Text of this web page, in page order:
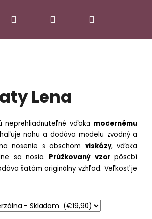
tovaru Napíšte nám
Hľadať Prihlásenie
Lena
neprehliadnuteľné vďaka modernému
nohu a dodáva modelu zvodný a
nosenie s obsahom viskózy, vďaka
sa nosia. Prúžkovaný vzorpôsobí
šatám originálny vzhľad. Veľkosť je
Nasledujúce
-